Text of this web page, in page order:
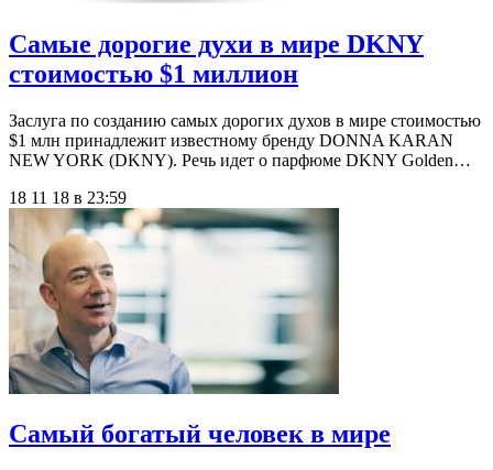
Самые дорогие духи в мире DKNY
стоимостью $1 миллион
Заслуга по созданию самых дорогих духов в мире стоимостью
$1 млн принадлежит известному бренду DONNA KARAN
NEW YORK (DKNY). Речь идет о парфюме DKNY Golden…
18 11 18 в 23:59
Самый богатый человек в мире